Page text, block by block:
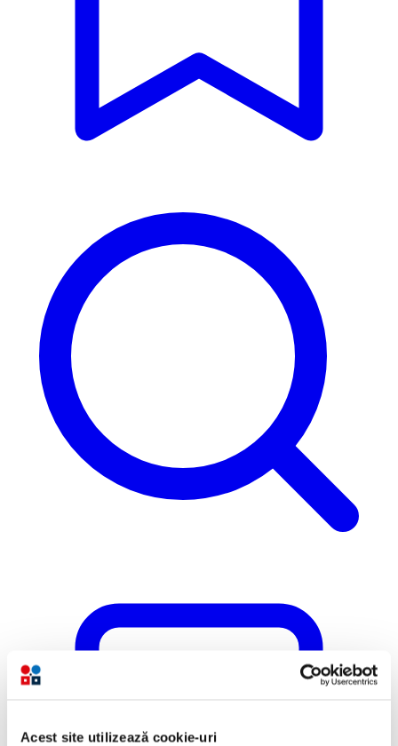
Acest site utilizează cookie-uri